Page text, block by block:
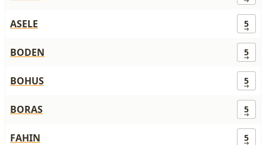
ASELE 5
BODEN 5
BOHUS 5
BORAS 5
FAHIN 5